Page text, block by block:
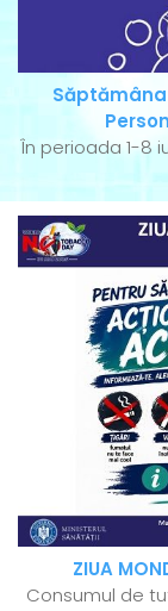
În perioada 1-8
ZIUA
Consumul de